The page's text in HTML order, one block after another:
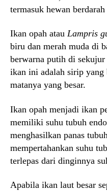
termasuk hewan berdarah
Ikan opah atau Lampris
biru dan merah muda di
berwarna putih di
ikan ini adalah sirip yang
matanya yang besar.
Ikan opah menjadi ikan
memiliki suhu tubuh
menghasilkan panas
mempertahankan suhu
terlepas dari dinginnya
Apabila ikan laut besar